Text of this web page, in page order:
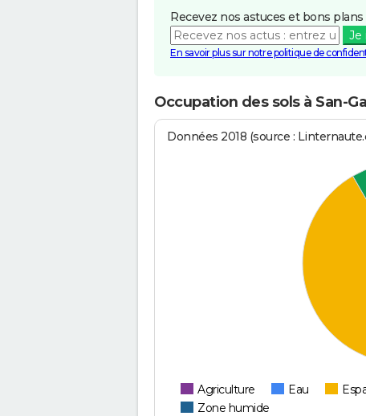
Recevez nos astuces et bons
Je
En savoir plus sur notre politique de
Occupation des sols à San-
Données 2018 (source :
Agriculture Eau
Zone humide